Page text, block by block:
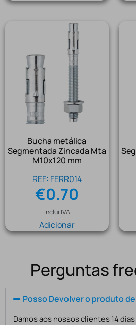
Bucha metálica
Segmentada Zincada Mta
M10x120 mm
REF: FERR014
€0.70
Inclui IVA
Adicionar
Perguntas
Posso Devolver o produto
Damos aos nossos clientes 14